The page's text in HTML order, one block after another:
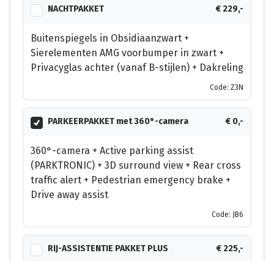
NACHTPAKKET € 229,-
Buitenspiegels in Obsidiaanzwart +
Sierelementen AMG voorbumper in zwart +
Privacyglas achter (vanaf B-stijlen) + Dakreling
Code: Z3N
PARKEERPAKKET met 360°-camera € 0,-
360°-camera + Active parking assist
(PARKTRONIC) + 3D surround view + Rear cross
traffic alert + Pedestrian emergency brake +
Drive away assist
Code: JB6
RIJ-ASSISTENTIE PAKKET PLUS € 225,-